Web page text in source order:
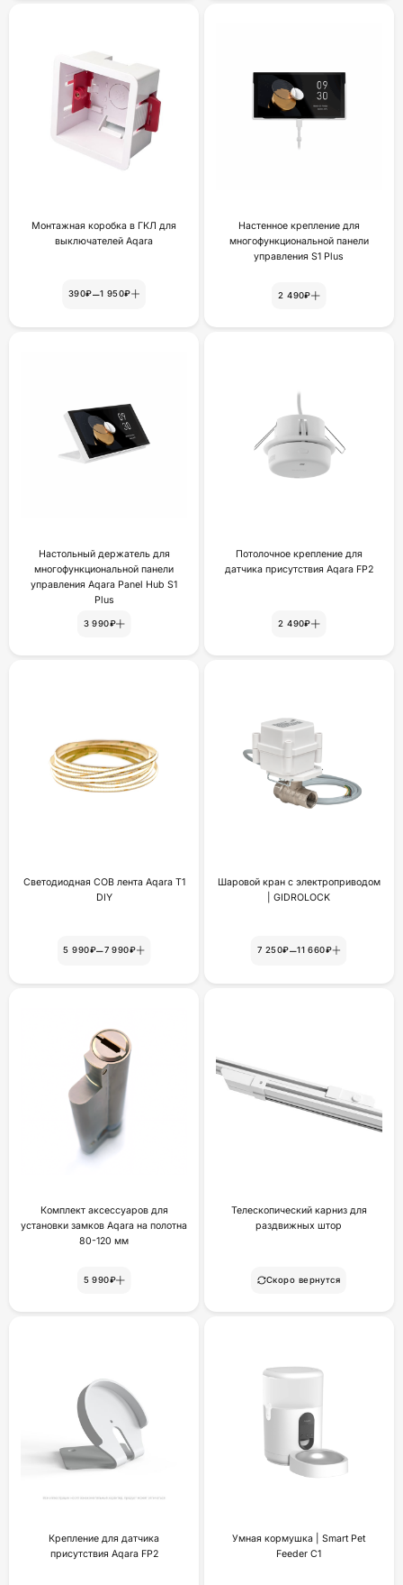
Монтажная коробка в ГКЛ для
выключателей Aqara
390₽–1 950₽
Настенное крепление для
многофункциональной панели
yпpaвлeния S1 Plus
2 490₽
Настольный держатель для
многофункциональной панели
управления Aqara Panel Hub S1
Plus
3 990₽
Потолочное крепление для
датчика присутствия Aqara FP2
2 490₽
Светодиодная COB лента Aqara T1
DIY
5 990₽–7 990₽
Шаровой кран с электроприводом
| GIDROLOCK
7 250₽–11 660₽
Комплект аксессуаров для
установки замков Aqara на полотна
80-120 мм
5 990₽
Телескопический карниз для
раздвижных штор
Скоро вернутся
Крепление для датчика
присутствия Aqara FP2
Умная кормушка | Smart Pet
Feeder C1